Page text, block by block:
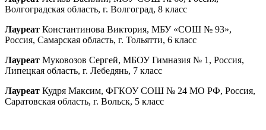
Волгоградская область, г. Волгоград, 8 класс
Лауреат Константинова Виктория, МБУ «СОШ № 93»,
Россия, Самарская область, г. Тольятти, 6 класс
Лауреат Муковозов Сергей, МБОУ Гимназия № 1, Россия,
Липецкая область, г. Лебедянь, 7 класс
Лауреат Кудря Максим, ФГКОУ СОШ № 24 МО РФ, Россия,
Саратовская область, г. Вольск, 5 класс